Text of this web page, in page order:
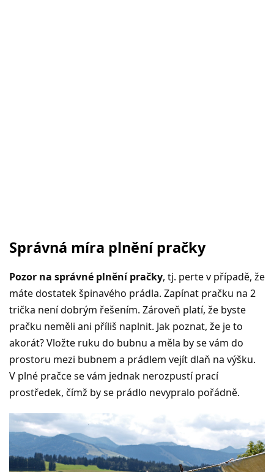
Správná míra plnění pračky
Pozor na správné plnění pračky, tj. perte v případě, že
máte dostatek špinavého prádla. Zapínat pračku na 2
trička není dobrým řešením. Zároveň platí, že byste
pračku neměli ani příliš naplnit. Jak poznat, že je to
akorát? Vložte ruku do bubnu a měla by se vám do
prostoru mezi bubnem a prádlem vejít dlaň na výšku.
V plné pračce se vám jednak nerozpustí prací
prostředek, čímž by se prádlo nevypralo pořádně.